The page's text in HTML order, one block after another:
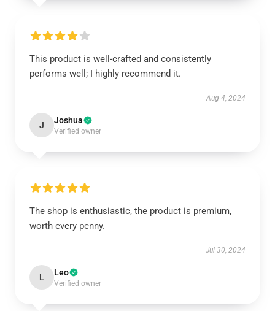
This product is well-crafted and consistently
performs well; I highly recommend it.
Aug 4, 2024
J Joshua
Verified owner
The shop is enthusiastic, the product is premium,
worth every penny.
Jul 30, 2024
L Leo
Verified owner